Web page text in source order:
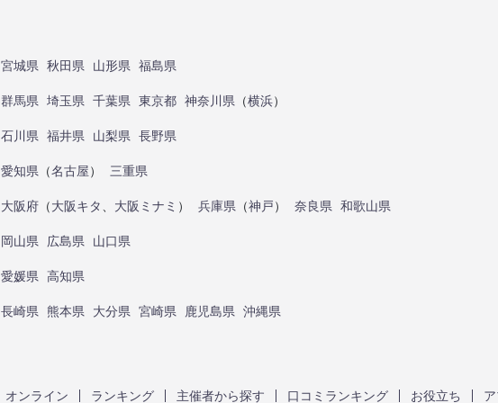
宮城県 秋田県 山形県 福島県
群馬県 埼玉県 千葉県 東京都 神奈川県 （横浜）
石川県 福井県 山梨県 長野県
愛知県 （名古屋） 三重県
大阪府 （大阪キタ 大阪ミナミ ） 兵庫県 （神戸） 奈良県 和歌山県
岡山県 広島県 山口県
愛媛県 高知県
長崎県 熊本県 大分県 宮崎県 鹿児島県 沖縄県
オンライン ランキング 主催者から探す 口コミランキング お役立ち